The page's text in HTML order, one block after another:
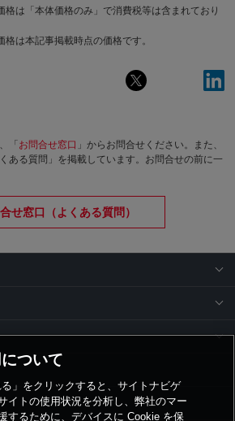
格は「本体価格のみ」で消費税等は含まれており
は本記事掲載時点の価格です。
「お問合せ窓口 」からお問合せください。
また、
ある質問」を掲載しています。お問合せの前に一
せ窓口（よくある質問）
ついて
る」をクリックすると、サイトナビゲ
イトの使用状況を分析し、弊社のマー
するために、デバイスに Cookie を保